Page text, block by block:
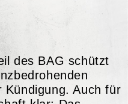
des BAG schützt
Kündigung. Auch für